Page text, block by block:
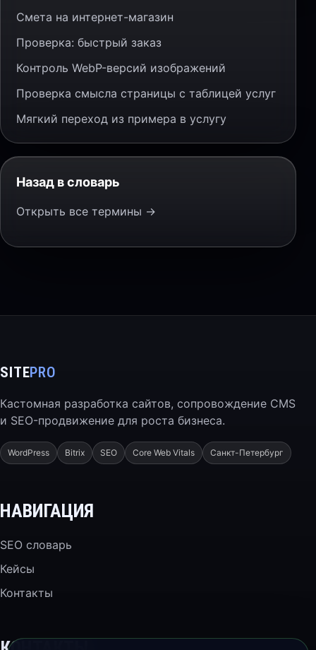
Смета на интернет-магазин
Проверка: быстрый заказ
Контроль WebP-версий изображений
Проверка смысла страницы с таблицей услуг
Мягкий переход из примера в услугу
Назад в словарь
Открыть все термины →
SITEPRO
Кастомная разработка сайтов, сопровождение CMS
и SEO-продвижение для роста бизнеса.
WordPress Bitrix SEO Core Web Vitals Санкт-Петербург
НАВИГАЦИЯ
SEO словарь
Кейсы
Контакты